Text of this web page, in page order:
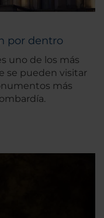
por dentro
uno de los más
se pueden visitar
más